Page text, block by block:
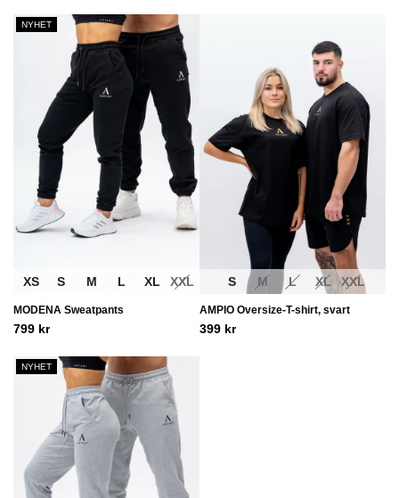
NYHET
XS S M L XL XXL
MODENA Sweatpants
799 kr
S M L XL XXL
AMPIO Oversize-T-shirt, svart
399 kr
NYHET